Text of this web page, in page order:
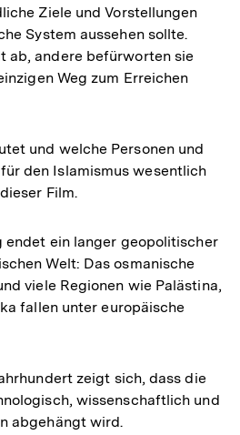
Ziele und Vorstellungen
System aussehen sollte.
ab, andere befürworten sie
Weg zum Erreichen
und welche Personen und
den Islamismus wesentlich
Film.
endet ein langer geopolitischer
Welt: Das osmanische
viele Regionen wie Palästina,
fallen unter europäische
zeigt sich, dass die
wissenschaftlich und
abgehängt wird.